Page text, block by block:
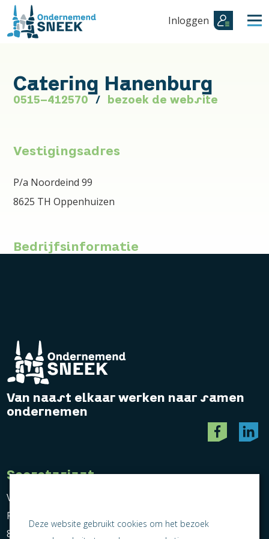
Inloggen
Catering Hanenburg
0515-412570 bezoek de website
Vestigingsadres
P/a Noordeind 99
8625 TH Oppenhuizen
Bedrijfsinformatie
Van naast elkaar werken naar samen
ondernemen
Secretariaat
Vereniging Ondernemend Sneek
Postbus 464
8600 AL Sneek
Deze website gebruikt cookies om het bezoek